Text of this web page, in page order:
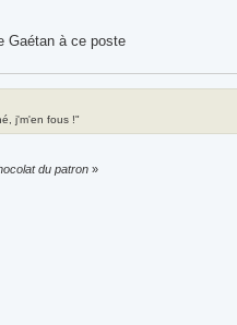
Gaétan à ce poste
j'm'en fous !"
du patron »